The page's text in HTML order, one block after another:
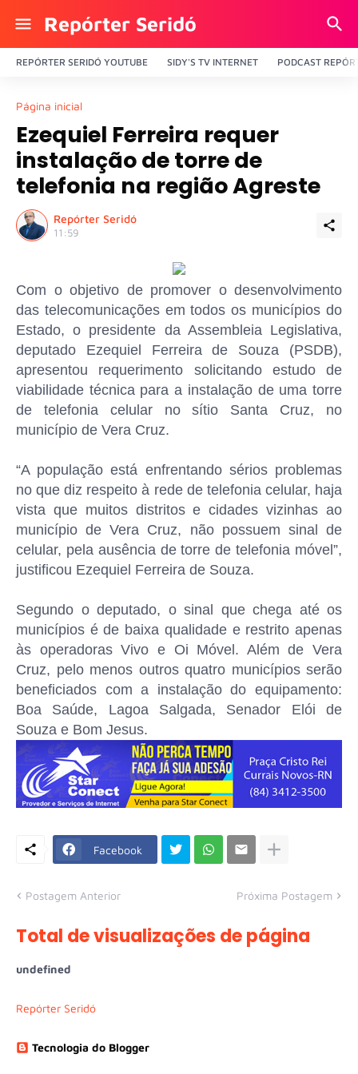
Repórter Seridó
REPÓRTER SERIDÓ YOUTUBE SIDY'S TV INTERNET PODCAST
Página inicial
Ezequiel Ferreira requer
instalação de torre de
telefonia na região Agreste
Repórter Seridó
11:59
Com o objetivo de promover o desenvolvimento
das telecomunicações em todos os municípios do
Estado, o presidente da Assembleia Legislativa,
deputado Ezequiel Ferreira de Souza (PSDB),
apresentou requerimento solicitando estudo de
viabilidade técnica para a instalação de uma torre
de telefonia celular no sítio Santa Cruz, no
município de Vera Cruz.
“A população está enfrentando sérios problemas
no que diz respeito à rede de telefonia celular, haja
vista que muitos distritos e cidades vizinhas ao
município de Vera Cruz, não possuem sinal de
celular, pela ausência de torre de telefonia móvel”,
justificou Ezequiel Ferreira de Souza.
Segundo o deputado, o sinal que chega até os
municípios é de baixa qualidade e restrito apenas
às operadoras Vivo e Oi Móvel. Além de Vera
Cruz, pelo menos outros quatro municípios serão
beneficiados com a instalação do equipamento:
Boa Saúde, Lagoa Salgada, Senador Elói de
Souza e Bom Jesus.
Facebook
Postagem Anterior Próxima Postagem
Total de visualizações de página
undefned
Repórter Seridó
Tecnologia do Blogger